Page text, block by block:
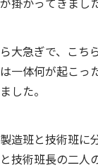
大急ぎで、こち
一体何が起こっ
した。
造班と技術班に
技術班長の二人